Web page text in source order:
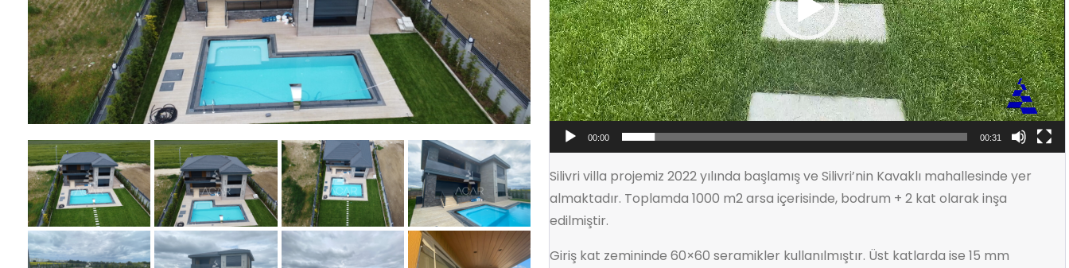
00:00 00:31
Silivri villa projemiz 2022 yılında başlamış ve Silivri’nin Kavaklı mahallesinde yer
almaktadır. Toplamda 1000 m2 arsa içerisinde, bodrum + 2 kat olarak inşa
edilmiştir.
Giriş kat zemininde 60×60 seramikler kullanılmıştır. Üst katlarda ise 15 mm